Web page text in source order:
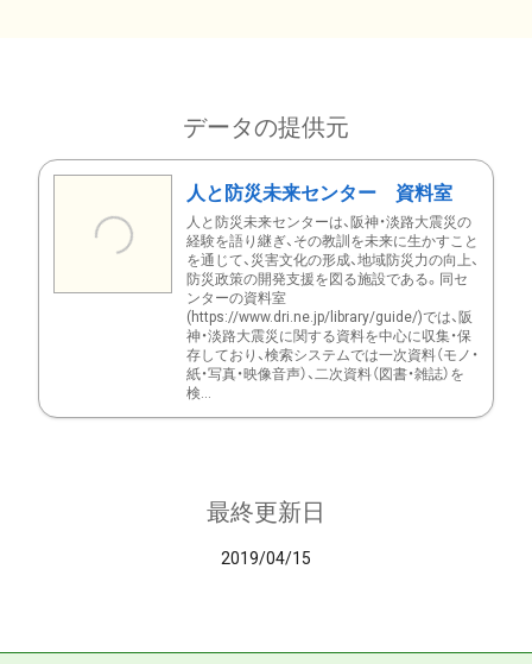
データの提供元
人と防災未来センター 資料室
人と防災未来センターは、阪神・淡路大震災の
経験を語り継ぎ、その教訓を未来に生かすこと
を通じて、災害文化の形成、地域防災力の向上、
防災政策の開発支援を図る施設である。同セ
ンターの資料室
(https://www.dri.ne.jp/library/guide/)では、阪
神・淡路大震災に関する資料を中心に収集・保
存しており、検索システムでは一次資料（モノ・
紙・写真・映像音声）、二次資料（図書・雑誌）を
検...
最終更新日
2019/04/15